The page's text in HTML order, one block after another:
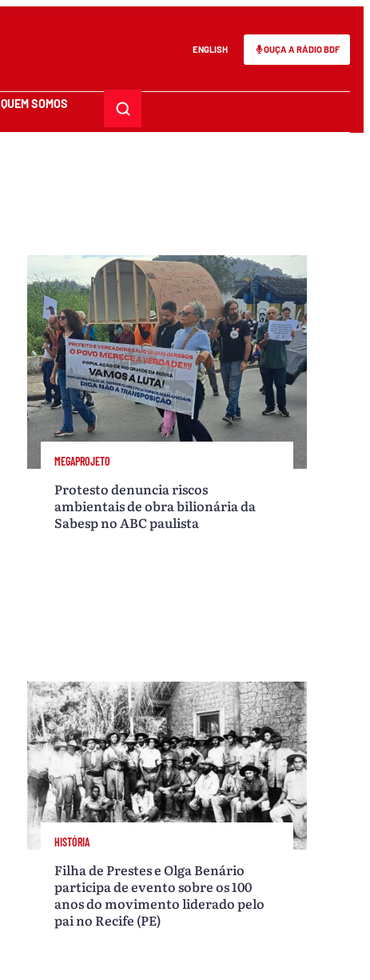
ENGLISH OUÇA A RÁDIO BDF
QUEM SOMOS
MEGAPROJETO
Protesto denuncia riscos
ambientais de obra bilionária da
Sabesp no ABC paulista
HISTÓRIA
Filha de Prestes e Olga Benário
participa de evento sobre os 100
anos do movimento liderado pelo
pai no Recife (PE)